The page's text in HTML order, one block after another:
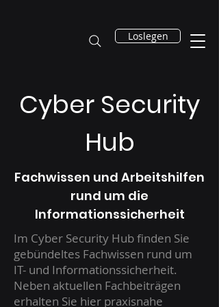
Loslegen
Cyber Security
Hub
Fachwissen und Arbeitshilfen
rund um die
Informationssicherheit
Im Cyber Security Hub finden Sie
gebündeltes Fachwissen rund um
IT- und Informationssicherheit.
Neben aktuellen Fachbeiträgen
erhalten Sie hier praxisnahe